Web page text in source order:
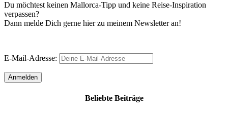
Du möchtest keinen Mallorca-Tipp und keine Reise-Inspiration
verpassen?
Dann melde Dich gerne hier zu meinem Newsletter an!
E-Mail-Adresse:
Beliebte Beiträge